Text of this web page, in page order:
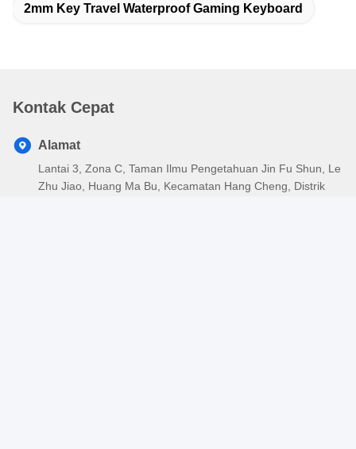
2mm Key Travel Waterproof Gaming Keyboard
Kontak Cepat
Alamat
Lantai 3, Zona C, Taman Ilmu Pengetahuan Jin Fu Shun, Le
Zhu Jiao, Huang Ma Bu, Kecamatan Hang Cheng, Distrik